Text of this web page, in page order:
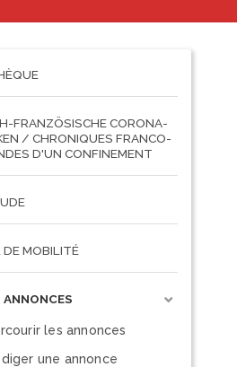
FRANZÖSISCHE CORONA-
/ CHRONIQUES FRANCO-
D'UN CONFINEMENT
DE MOBILITÉ
ANNONCES
les annonces
une annonce